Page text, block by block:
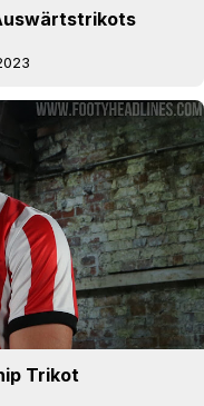
Trikot